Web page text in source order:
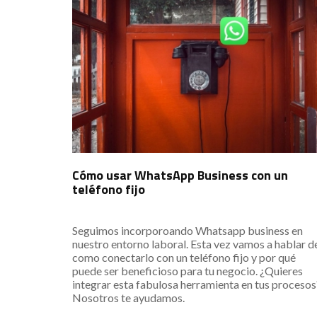
Cómo usar WhatsApp Business con un
teléfono fijo
Seguimos incorporoando Whatsapp business en
nuestro entorno laboral. Esta vez vamos a hablar
como conectarlo con un teléfono fijo y por qué
puede ser beneficioso para tu negocio. ¿Quieres
integrar esta fabulosa herramienta en tus
Nosotros te ayudamos.